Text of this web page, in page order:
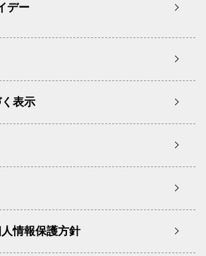
デー
表示
情報保護方針